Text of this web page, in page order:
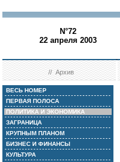
N°72
22 апреля 2003
//Архив
ВЕСЬ НОМЕР
ПЕРВАЯ ПОЛОСА
ПОЛИТИКА И ЭКОНОМИКА
ЗАГРАНИЦА
КРУПНЫМ ПЛАНОМ
БИЗНЕС И ФИНАНСЫ
КУЛЬТУРА